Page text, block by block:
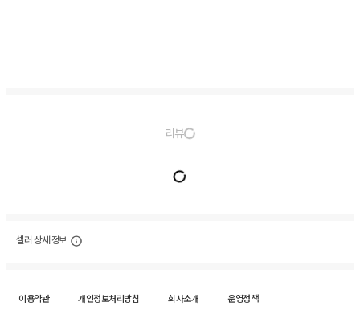
리뷰
셀러 상세 정보
이용약관 개인정보처리방침 회사소개
운영정책